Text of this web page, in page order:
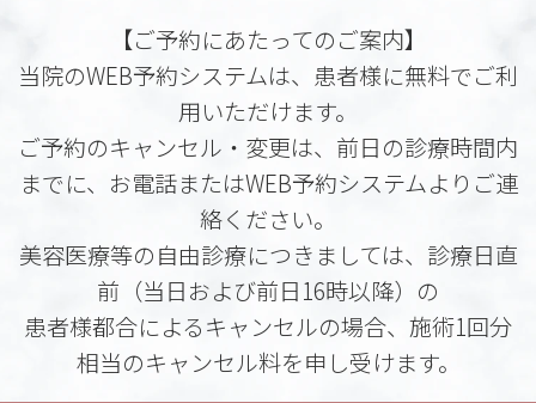
【ご予約にあたってのご案内】
当院のWEB予約システムは、患者様に無料でご利
用いただけます。
ご予約のキャンセル・変更は、前日の診療時間内
までに、お電話またはWEB予約システムよりご連
絡ください。
美容医療等の自由診療につきましては、診療日直
前（当日および前日16時以降）の
患者様都合によるキャンセルの場合、施術1回分
相当のキャンセル料を申し受けます。